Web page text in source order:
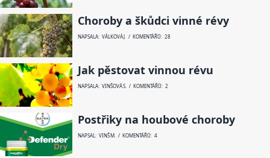
Choroby a škůdci vinné révy
NAPSALA: VÁLKOVÁ J. / KOMENTÁŘŮ: 28
Jak pěstovat vinnou révu
NAPSALA: VINŠOVÁ S. / KOMENTÁŘŮ: 2
Postřiky na houbové choroby
NAPSAL: VINŠ M. / KOMENTÁŘŮ: 4